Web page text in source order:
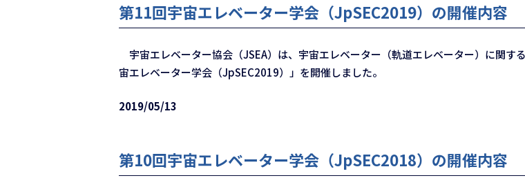
第11回宇宙エレベーター学会（JpSEC2019）の開催内容
宇宙エレベーター協会（JSEA）は、宇宙エレベーター（軌道エレベーター）に関
宙エレベーター学会（JpSEC2019）」を開催しました。
2019/05/13
第10回宇宙エレベーター学会（JpSEC2018）の開催内容